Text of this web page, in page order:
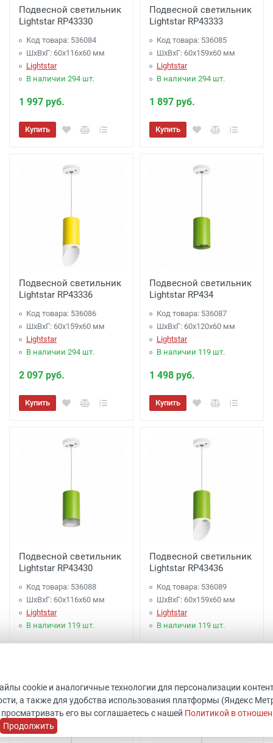
Подвесной светильник
Lightstar RP43330
Код товара: 536084
ШхВхГ: 60x116x60 мм
Lightstar
В наличии 294 шт.
1 997 руб.
Купить
Подвесной светильник
Lightstar RP43333
Код товара: 536085
ШхВхГ: 60x159x60 мм
Lightstar
В наличии 294 шт.
1 897 руб.
Купить
Подвесной светильник
Lightstar RP43336
Код товара: 536086
ШхВхГ: 60x159x60 мм
Lightstar
В наличии 294 шт.
2 097 руб.
Купить
Подвесной светильник
Lightstar RP434
Код товара: 536087
ШхВхГ: 60x120x60 мм
Lightstar
В наличии 119 шт.
1 498 руб.
Купить
Подвесной светильник
Lightstar RP43430
Код товара: 536088
ШхВхГ: 60x116x60 мм
Lightstar
В наличии 119 шт.
Подвесной светильник
Lightstar RP43436
Код товара: 536089
ШхВхГ: 60x159x60 мм
Lightstar
В наличии 119 шт.
cookie и аналогичные технологии для персонализации
а также для удобства использования платформы (Яндекс
его вы соглашаетесь с нашей Политикой в
Продолжить